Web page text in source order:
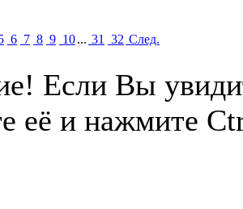
6 7 8 9 10... 31 32 Cлед.
Если Вы
её и нажмите